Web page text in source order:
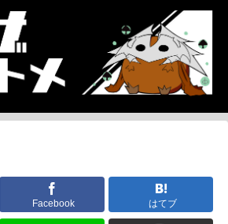
Facebook はてブ